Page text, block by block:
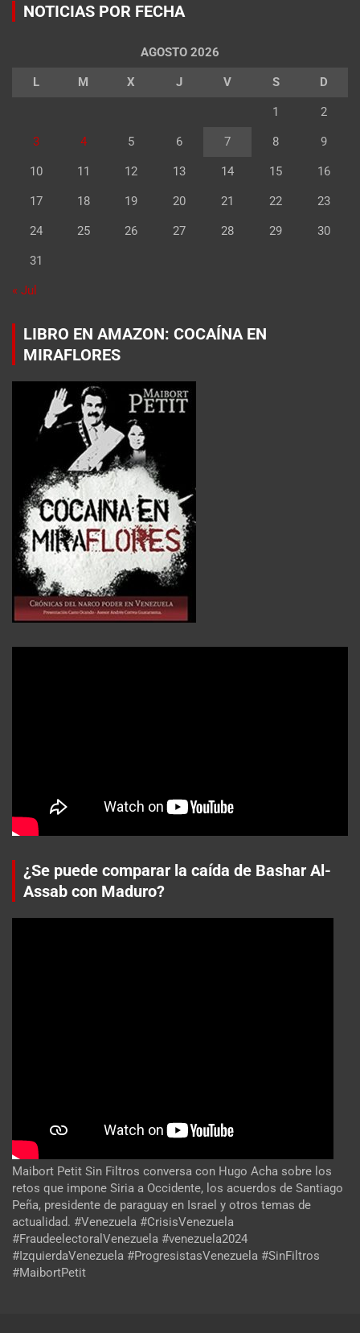
NOTICIAS POR FECHA
AGOSTO 2026
L M X J V S D
1 2
3 4 5 6 7 8 9
10 11 12 13 14 15 16
17 18 19 20 21 22 23
24 25 26 27 28 29 30
31
« Jul
LIBRO EN AMAZON: COCAÍNA EN
MIRAFLORES
¿Se puede comparar la caída de Bashar Al-
Assab con Maduro?
Maibort Petit Sin Filtros conversa con Hugo Acha sobre los
retos que impone Siria a Occidente, los acuerdos de Santiago
Peña, presidente de paraguay en Israel y otros temas de
actualidad. #Venezuela #CrisisVenezuela
#FraudeelectoralVenezuela #venezuela2024
#IzquierdaVenezuela #ProgresistasVenezuela #SinFiltros
#MaibortPetit